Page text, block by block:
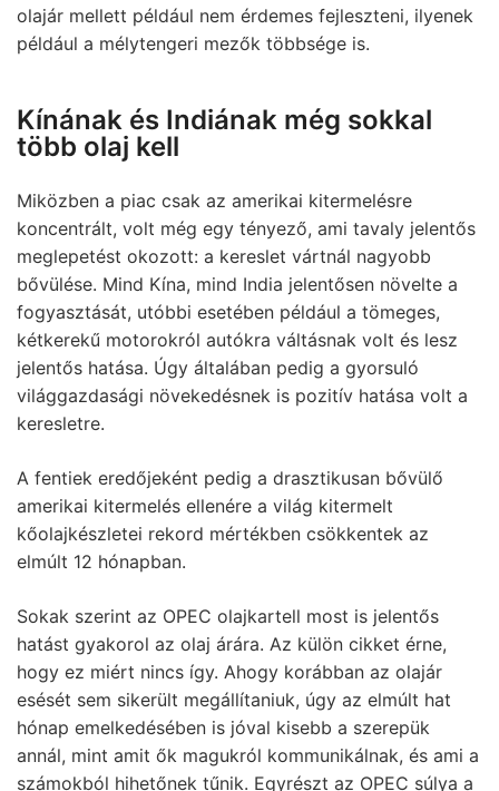
olajár mellett például nem érdemes fejleszteni, ilyenek
például a mélytengeri mezők többsége is.
Kínának és Indiának még sokkal
több olaj kell
Miközben a piac csak az amerikai kitermelésre
koncentrált, volt még egy tényező, ami tavaly jelentős
meglepetést okozott: a kereslet vártnál nagyobb
bővülése. Mind Kína, mind India jelentősen növelte a
fogyasztását, utóbbi esetében például a tömeges,
kétkerekű motorokról autókra váltásnak volt és lesz
jelentős hatása. Úgy általában pedig a gyorsuló
világgazdasági növekedésnek is pozitív hatása volt a
keresletre.
A fentiek eredőjeként pedig a drasztikusan bővülő
amerikai kitermelés ellenére a világ kitermelt
kőolajkészletei rekord mértékben csökkentek az
elmúlt 12 hónapban.
Sokak szerint az OPEC olajkartell most is jelentős
hatást gyakorol az olaj árára. Az külön cikket érne,
hogy ez miért nincs így. Ahogy korábban az olajár
esését sem sikerült megállítaniuk, úgy az elmúlt hat
hónap emelkedésében is jóval kisebb a szerepük
annál, mint amit ők magukról kommunikálnak, és ami a
számokból hihetőnek tűnik. Egyrészt az OPEC súlya a